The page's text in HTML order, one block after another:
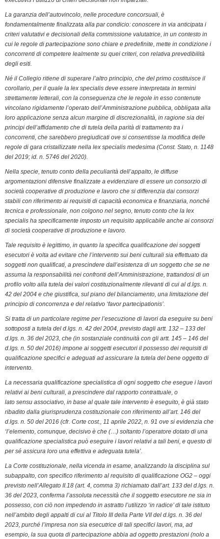
La garanzia dell’autovincolo, nelle procedure concorsuali, è
fondamentalmente finalizzata alla par condicio: conoscere in via anticipata i
criteri valutativi e decisionali della commissione valutatrice, in un contesto in
cui le regole di partecipazione sono chiare e predefinite, mette in condizione i
concorrenti di competere lealmente su quei criteri, con relativa prevedibilità
degli esiti.
Né il Collegio ritiene di superare l’altro principio, che del primo costituisce il
corollario, per il quale la lex specialis deve essere interpretata in termini
strettamente letterali, con la conseguenza che le regole in esso contenute
vincolano rigidamente l’operato dell’Amministrazione pubblica, obbligata alla
loro applicazione senza alcun margine di discrezionalità, in ragione sia dei
principi dell’affidamento che di tutela della parità di trattamento tra i
concorrenti, che sarebbero pregiudicati ove si consentisse la modifica delle
regole di gara cristallizzate nella lex specialis medesima (Const. Stato, n. 1148
del 2019; id. n. 5746 del 2020).
Nella specie, tenuto conto della peculiarità dell’appalto, le diffuse
argomentazioni difensive finalizzate a evidenziare di essere un consorzio di
società cooperative di produzione e lavoro che si differenzia dai consorzi
stabili con riferimento ai requisiti di capacità economica e finanziaria, nonché
tecnica e professionale, non colgono nel segno, tenuto conto che la lex
specialis ha specificamente imposto un requisito applicabile anche ai consorzi
di società cooperative di produzione e lavoro.
Tale requisito è legittimo, in quanto la specifica qualificazione dei soggetti
esecutori è volta ad evitare che l’intervento sui beni culturali sia effettuato da
soggetti non qualificati, a prescindere dall’esistenza di un soggetto che se ne
assuma la responsabilità nei confronti dell’Amministrazione, trattandosi di un
profilo volto alla tutela dei valori costituzionalmente rilevanti di cui al d.lgs. n.
42 del 2004 e che giustifica, sul piano del bilanciamento, una limitazione del
principio di concorrenza e del relativo ‘favor partecipationis’.
Si tratta di un particolare regime per l’esecuzione di lavori da eseguire su beni
sottoposti a tutela del d.lgs. n. 42 del 2004, previsto dagli artt. 132 – 133 del
d.lgs. n. 36 del 2023, che (in sostanziale continuità con gli artt. 145 – 146 del
d.lgs. n. 50 del 2016) impone ai soggetti esecutori il possesso dei requisiti di
qualificazione specifici e adeguati ad assicurare la tutela del bene oggetto di
intervento.
La necessaria qualificazione specialistica di ogni soggetto che esegue i lavori
relativi ai beni culturali, a prescindere dal rapporto contrattuale, o
lato sensu associativo, in base al quale tale intervento è eseguito, è già stato
ribadito dalla giurisprudenza costituzionale con riferimento all’art. 146 del
d.lgs. n. 50 del 2016 (cfr. Corte cost., 11 aprile 2022, n. 91 ove si evidenzia che
‘l’elemento, comunque, decisivo è che (…) soltanto l’operatore dotato di una
qualificazione specialistica può eseguire i lavori relativi a tali beni, e questo di
per sé assicura loro una effettiva e adeguata tutela’.
La Corte costituzionale, nella vicenda in esame, analizzando la disciplina sul
subappalto, con specifico riferimento al requisito di qualificazione OG2 – oggi
previsto nell’Allegato II.18 (art. 4, comma 3) richiamato dall’art. 133 del d.lgs. n.
36 del 2023, conferma l’assoluta necessità che il soggetto esecutore ne sia in
possesso, con ciò non impedendo in astratto l’utilizzo ‘in radice’ di tale istituto
nell’ambito degli appalti di cui al Titolo III della Parte VII del d.lgs. n. 36 del
2023, purché l’impresa non sia esecutrice di tali specifici lavori, ma, ad
esempio, la sua quota di partecipazione abbia ad oggetto prestazioni (nolo a